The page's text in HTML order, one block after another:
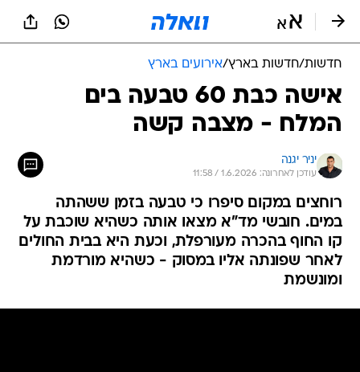
חדשות/חדשות בארץ/אירועים בארץ
אישה כבת 60 טבעה בים
המלח - מצבה קשה
יניר יגנה
עודכן לאחרונה: 1.6.2026 / 11:58
רוחצים במקום סיפרו כי טבעה בזמן ששהתה
במים. חובשי מד"א מצאו אותה כשהיא שוכבת על
קו החוף בהכרה מעורפלת, וכעת היא בבית החולים
לאחר שפונתה אליו במסוק - כשהיא מורדמת
ומונשמת